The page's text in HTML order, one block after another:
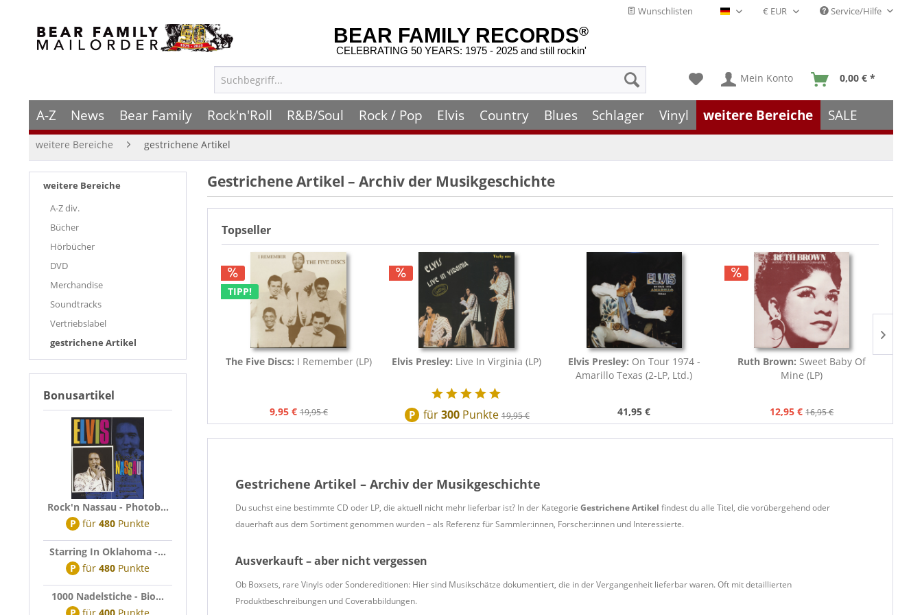
Wunschlisten Deutsch - DE Service/Hilfe
BEAR FAMILY RECORDS®
CELEBRATING 50 YEARS: 1975 - 2025 and still rockin'
Mein Konto 0,00 € *
A-Z News Bear Family Rock'n'Roll R&B/Soul Rock / Pop Elvis Country Blues Schlager Vinyl weitere Bereiche SALE
weitere Bereiche gestrichene Artikel
weitere Bereiche
A-Z div.
Bücher
Hörbücher
DVD
Merchandise
Soundtracks
Vertriebslabel
gestrichene Artikel
Bonusartikel
Rock'n Nassau - Photob...
P für 480 Punkte
Starring In Oklahoma -...
P für 480 Punkte
1000 Nadelstiche - Bio...
Gestrichene Artikel – Archiv der Musikgeschichte
Topseller
TIPP!
The Five Discs: I Remember (LP)
9,95 € 19,95 €
Elvis Presley: Live In Virginia (LP)
P für300Punkte 19,95 €
Elvis Presley: On Tour 1974 -
Amarillo Texas (2-LP, Ltd.)
41,95 €
Ruth Brown: Sweet Baby Of
Mine (LP)
12,95 € 16,95 €
Gestrichene Artikel – Archiv der Musikgeschichte
Du suchst eine bestimmte CD oder LP, die aktuell nicht mehr lieferbar ist? In der Kategorie Gestrichene Artikel findest du alle Titel, die vorübergehend oder
dauerhaft aus dem Sortiment genommen wurden – als Referenz für Sammler:innen, Forscher:innen und Interessierte.
Ausverkauft – aber nicht vergessen
Ob Boxsets, rare Vinyls oder Sondereditionen: Hier sind Musikschätze dokumentiert, die in der Vergangenheit lieferbar waren. Oft mit detaillierten
Produktbeschreibungen und Coverabbildungen.